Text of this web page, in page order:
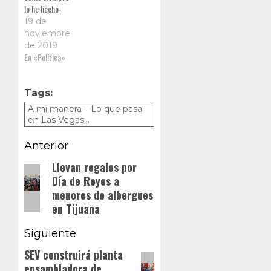
lo he hecho-
de responder
y atender a las
autoridades
correspondientes,
que se
esclarezcan
los hechos
19 de
noviembre
de 2019
En «Política»
Tags:
A mi manera – Lo que pasa
en Las Vegas...
Navegación
de
entradas
Anterior
Entrada
anterior:
Llevan regalos por
Día de Reyes a
menores de albergues
en Tijuana
Siguiente
Siguiente
SEV construirá planta